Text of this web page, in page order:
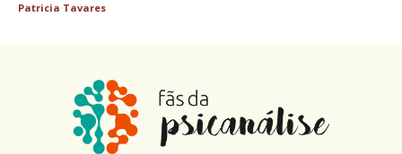
Patricia Tavares